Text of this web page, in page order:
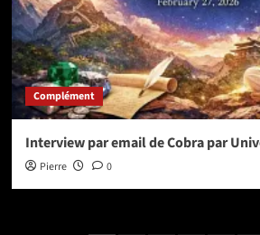
Complément
Interview par email de Cobra par
Pierre 0